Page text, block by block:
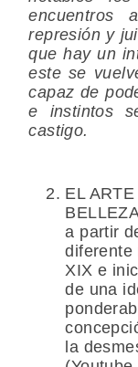
encuentros
represión y
que hay un
este se
capaz de
e instintos
castigo.
EL
a partir
diferente
XIX e
de una
la